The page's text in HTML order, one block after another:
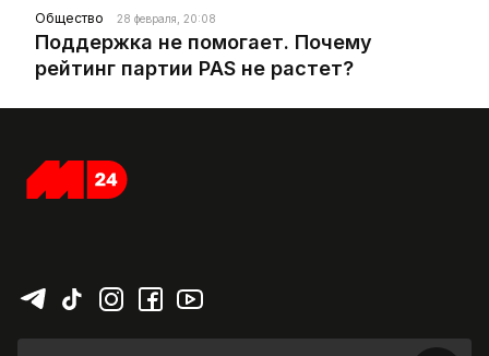
Общество 28 февраля, 20:08
Поддержка не помогает. Почему
рейтинг партии PAS не растет?